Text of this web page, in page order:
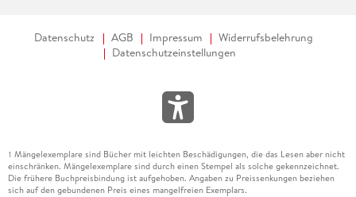
Datenschutz AGB Impressum
Widerrufsbelehrung
Datenschutzeinstellungen
1 Mängelexemplare sind Bücher mit leichten Beschädigungen, die das Lesen aber nicht
einschränken. Mängelexemplare sind durch einen Stempel als solche gekennzeichnet.
Die frühere Buchpreisbindung ist aufgehoben. Angaben zu Preissenkungen beziehen
sich auf den gebundenen Preis eines mangelfreien Exemplars.